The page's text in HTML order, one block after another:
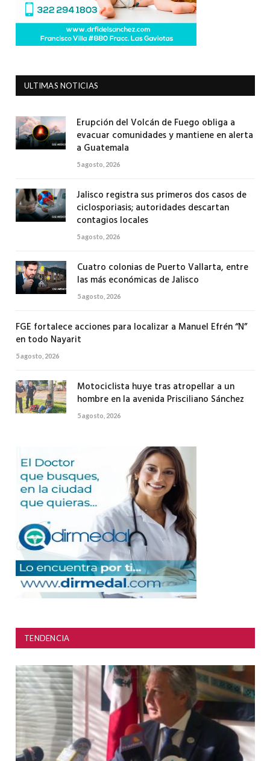
ULTIMAS NOTICIAS
Erupción del Volcán de Fuego obliga a
evacuar comunidades y mantiene en alerta
a Guatemala
5 agosto, 2026
Jalisco registra sus primeros dos casos de
ciclosporiasis; autoridades descartan
contagios locales
5 agosto, 2026
Cuatro colonias de Puerto Vallarta, entre
las más económicas de Jalisco
5 agosto, 2026
FGE fortalece acciones para localizar a Manuel Efrén “N”
en todo Nayarit
5 agosto, 2026
Motociclista huye tras atropellar a un
hombre en la avenida Prisciliano Sánchez
5 agosto, 2026
TENDENCIA